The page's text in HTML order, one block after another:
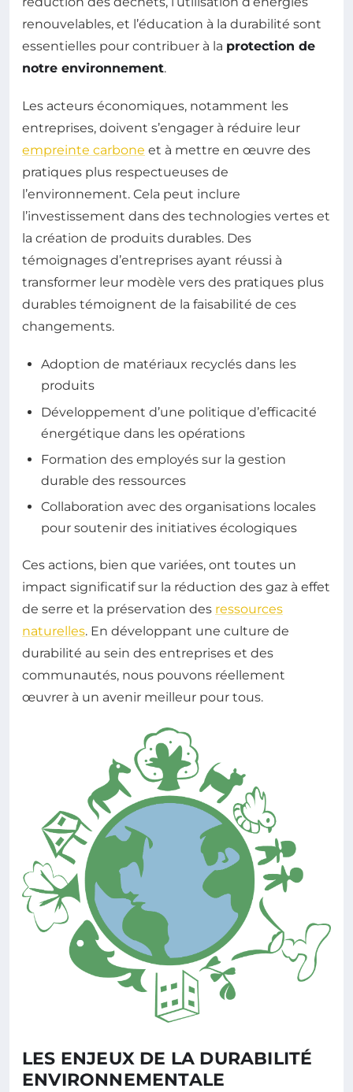
renouvelables, et l’éducation à la durabilité sont
essentielles pour contribuer à la protection de
notre environnement.
Les acteurs économiques, notamment les
entreprises, doivent s’engager à réduire leur
empreinte carbone et à mettre en œuvre des
pratiques plus respectueuses de
l’environnement. Cela peut inclure
l’investissement dans des technologies vertes et
la création de produits durables. Des
témoignages d’entreprises ayant réussi à
transformer leur modèle vers des pratiques plus
durables témoignent de la faisabilité de ces
changements.
Adoption de matériaux recyclés dans les
produits
Développement d’une politique d’efficacité
énergétique dans les opérations
Formation des employés sur la gestion
durable des ressources
Collaboration avec des organisations locales
pour soutenir des initiatives écologiques
Ces actions, bien que variées, ont toutes un
impact significatif sur la réduction des gaz à effet
de serre et la préservation des ressources
naturelles. En développant une culture de
durabilité au sein des entreprises et des
communautés, nous pouvons réellement
œuvrer à un avenir meilleur pour tous.
LES ENJEUX DE LA DURABILITÉ
ENVIRONNEMENTALE